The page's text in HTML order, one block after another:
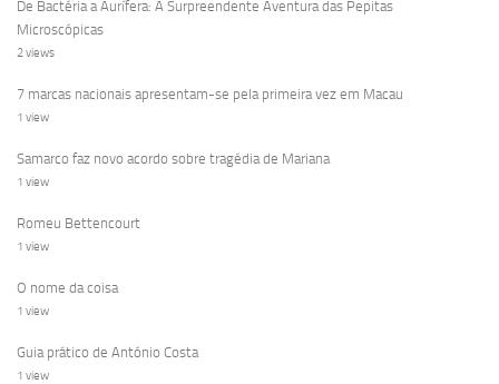
De Bactéria a Aurífera: A Surpreendente Aventura das Pepitas
Microscópicas
2 views
7 marcas nacionais apresentam-se pela primeira vez em Macau
1 view
Samarco faz novo acordo sobre tragédia de Mariana
1 view
Romeu Bettencourt
1 view
O nome da coisa
1 view
Guia prático de António Costa
1 view